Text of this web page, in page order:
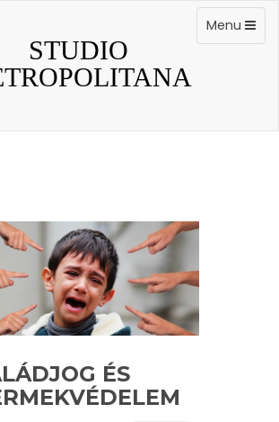
STUDIO
Toggle
navigation
Menu
ÉS